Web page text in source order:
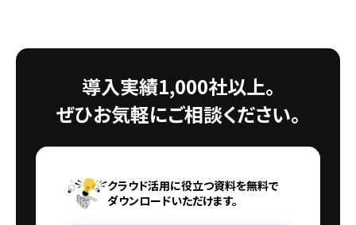
導入実績1,000社以上。
ぜひお気軽にご相談ください。
クラウド活用に役立つ資料を無料で
ダウンロードいただけます。